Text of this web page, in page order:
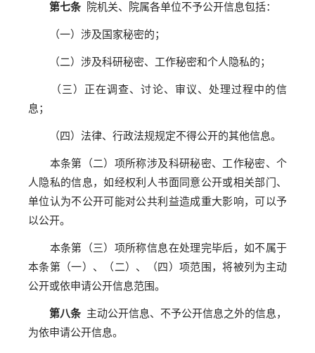
第七条院机关、院属各单位不予公开信息包括：
（一）涉及国家秘密的；
（二）涉及科研秘密、工作秘密和个人隐私的；
（三）正在调查、讨论、审议、处理过程中的信
息；
（四）法律、行政法规规定不得公开的其他信息。
本条第（二）项所称涉及科研秘密、工作秘密、个
人隐私的信息，如经权利人书面同意公开或相关部门、
单位认为不公开可能对公共利益造成重大影响，可以予
以公开。
本条第（三）项所称信息在处理完毕后，如不属于
本条第（一）、（二）、（四）项范围，将被列为主动
公开或依申请公开信息范围。
第八条主动公开信息、不予公开信息之外的信息，
为依申请公开信息。